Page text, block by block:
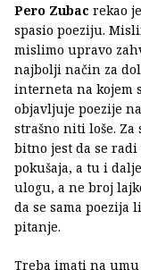
Pero Zubac rekao
spasio poeziju.
mislimo upravo
najbolji način za
interneta na kojem
objavljuje poezije
strašno niti loše. Za
bitno jest da se
pokušaja, a tu i
ulogu, a ne broj
da se sama poezija
pitanje.
Treba imati na